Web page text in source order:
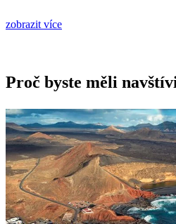
zobrazit více
Proč byste měli